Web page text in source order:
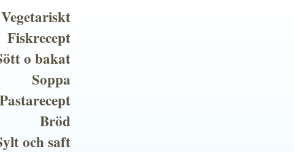
Vegetariskt
Fiskrecept
o bakat
Soppa
Pastarecept
Bröd
och saft